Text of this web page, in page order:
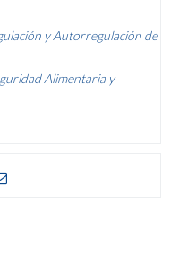
y Autorregulación de
Alimentaria y